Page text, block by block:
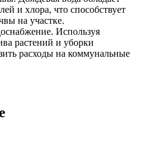
и хлора, что способствует
на участке.
Используя
растений и уборки
расходы на коммунальные